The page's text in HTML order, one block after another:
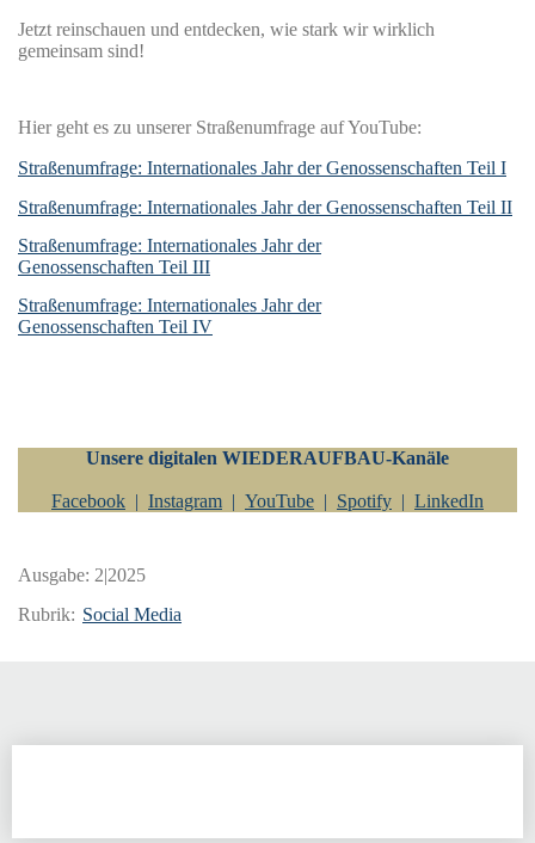
Jetzt reinschauen und entdecken, wie stark wir wirklich
gemeinsam sind!
Hier geht es zu unserer Straßenumfrage auf YouTube:
Straßenumfrage: Internationales Jahr der Genossenschaften Teil I
Straßenumfrage: Internationales Jahr der Genossenschaften Teil II
Straßenumfrage: Internationales Jahr der
Genossenschaften Teil III
Straßenumfrage: Internationales Jahr der
Genossenschaften Teil IV
Unsere digitalen WIEDERAUFBAU-Kanäle
Facebook | Instagram | YouTube | Spotify | LinkedIn
Ausgabe: 2|2025
Rubrik: Social Media